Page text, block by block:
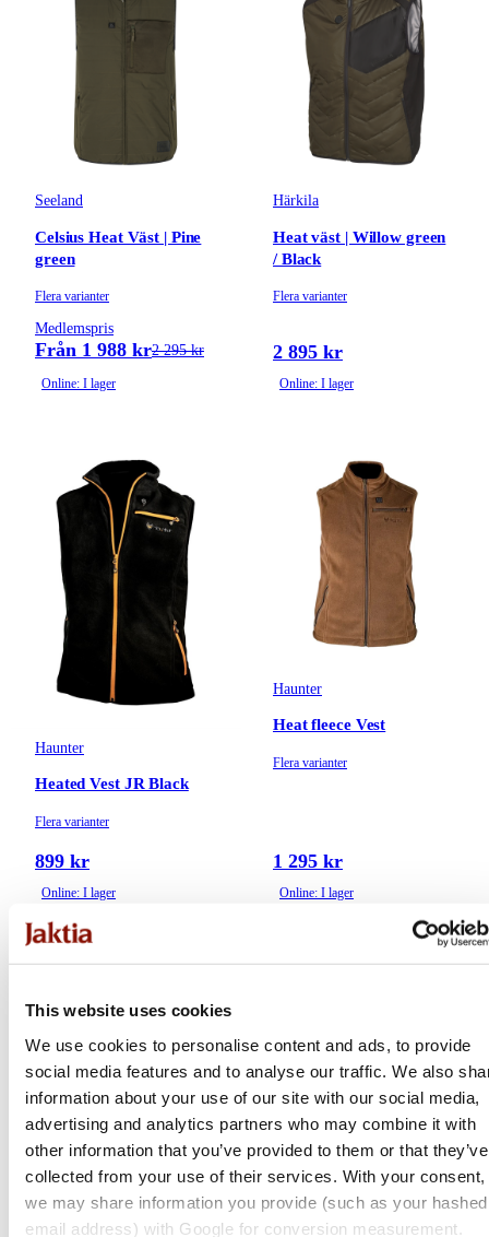
This website uses cookies
We use cookies to personalise content and ads, to provide
social media features and to analyse our traffic. We also
information about your use of our site with our social media,
advertising and analytics partners who may combine it with
other information that you’ve provided to them or that they’ve
collected from your use of their services. With your consent,
we may share information you provide (such as your hashed
email address) with Google for conversion measurement.
Seeland
Celsius Heat Väst | Pine
green
Flera varianter
Medlemspris
Från 1 988 kr2 295 kr
Online: I lager
Härkila
Heat väst | Willow green
/ Black
Flera varianter
2 895 kr
Online: I lager
Haunter
Heated Vest JR Black
Flera varianter
899 kr
Online: I lager
Haunter
Heat fleece Vest
Flera varianter
1 295 kr
Online: I lager
Chevalier Chevalier